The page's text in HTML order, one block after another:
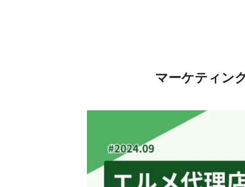
マーケティン